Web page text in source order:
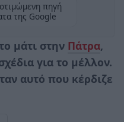
πηγή
της Google
μάτι στην Πάτρα,
για το μέλλον.
αυτό που κέρδιζε